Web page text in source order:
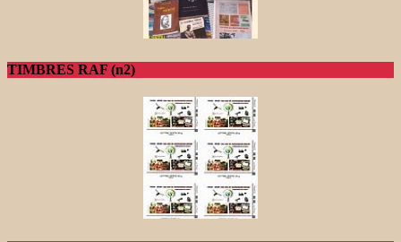
TIMBRES RAF (n2)